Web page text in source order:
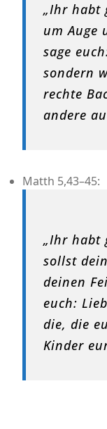
„Ihr habt
um Auge
sage
sondern
rechte
andere
Matth 5,43–45:
„Ihr habt
sollst
deinen
euch:
die, die
Kinder